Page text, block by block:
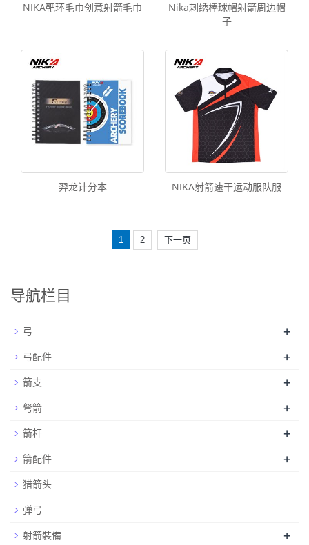
NIKA靶环毛巾创意射箭毛巾
Nika刺绣棒球帽射箭周边帽
子
羿龙计分本 NIKA射箭速干运动服队服
1 2 下一页
导航栏目
弓 +
弓配件 +
箭支 +
弩箭 +
箭杆 +
箭配件 +
猎箭头
弹弓
射箭裝備
+